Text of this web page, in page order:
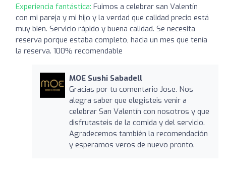
Experiencia fantástica: Fuimos a celebrar san Valentín
con mi pareja y mi hijo y la verdad que calidad precio está
muy bien. Servicio rápido y buena calidad. Se necesita
reserva porque estaba completo, hacia un mes que tenía
la reserva. 100% recomendable
MOE Sushi Sabadell
Gracias por tu comentario Jose. Nos
alegra saber que elegisteis venir a
celebrar San Valentín con nosotros y que
disfrutasteis de la comida y del servicio.
Agradecemos también la recomendación
y esperamos veros de nuevo pronto.